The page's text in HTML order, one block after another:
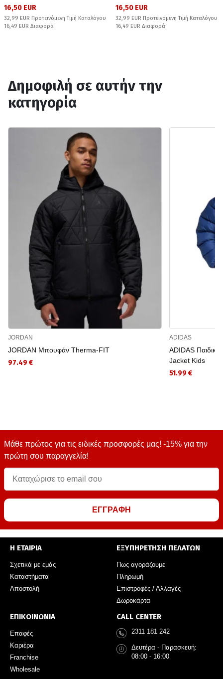
16,50 EUR
32,99 EUR Προτεινόμενη Τιμή Καταλόγου
16,49 EUR Διαφορά
16,50 EUR
32,99 EUR Προτεινόμενη Τιμή Καταλόγου
16,49 EUR Διαφορά
Δημοφιλή σε αυτήν την
κατηγορία
JORDAN
JORDAN Μπουφάν Therma-FIT
97.49 €
ADIDAS
ADIDAS
Jacket Kids
51.99 €
Μάθε πρώτος για τις ειδικές προσφορές μας! -15% για την
πρώτη σου παραγγελία!
ΕΓΓΡΑΦΗ
Η ΕΤΑΙΡΙΑ
Σχετικά με εμάς
Καταστήματα
Αποστολή
ΕΞΥΠΗΡΕΤΗΣΗ ΠΕΛΑΤΩΝ
Πως αγοράζουμε
Πληρωμή
Επιστροφές / Αλλαγές
Δωροκάρτα
ΕΠΙΚΟΙΝΩΝΙΑ
Επαφές
Καριέρα
Franchise
Wholesale
CALL CENTER
2311 181 242
Δευτέρα - Παρασκευή:
08:00 - 16:00